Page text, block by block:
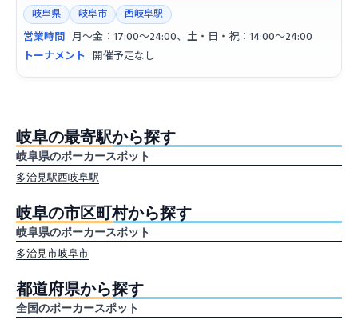
岐阜県 岐阜市 西岐阜駅
営業時間 月〜金：17:00〜24:00、土・日・祝：14:00〜24:00
トーナメント 開催予定なし
岐阜の最寄駅から探す
岐阜県のポーカースポット
多治見駅西岐阜駅
岐阜の市区町村から探す
岐阜県のポーカースポット
多治見市岐阜市
都道府県から探す
全国のポーカースポット